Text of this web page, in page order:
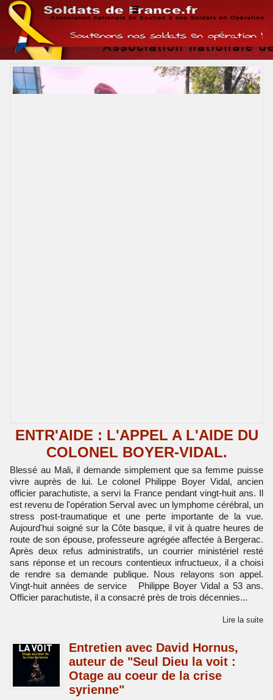
ENTR'AIDE : L'APPEL A L'AIDE DU
COLONEL BOYER-VIDAL.
Blessé au Mali, il demande simplement que sa femme puisse
vivre auprès de lui. Le colonel Philippe Boyer Vidal, ancien
officier parachutiste, a servi la France pendant vingt-huit ans. Il
est revenu de l'opération Serval avec un lymphome cérébral, un
stress post-traumatique et une perte importante de la vue.
Aujourd'hui soigné sur la Côte basque, il vit à quatre heures de
route de son épouse, professeure agrégée affectée à Bergerac.
Après deux refus administratifs, un courrier ministériel resté
sans réponse et un recours contentieux infructueux, il a choisi
de rendre sa demande publique. Nous relayons son appel.
Vingt-huit années de service Philippe Boyer Vidal a 53 ans.
Officier parachutiste, il a consacré près de trois décennies...
Lire la suite
Entretien avec David Hornus,
auteur de "Seul Dieu la voit :
Otage au coeur de la crise
syrienne"